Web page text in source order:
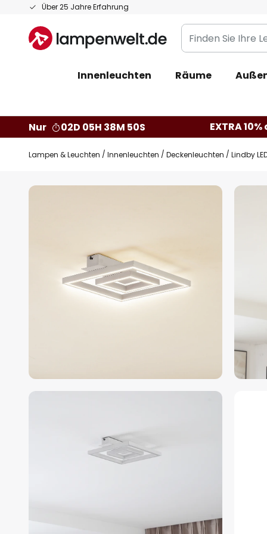
Über 25 Jahre Erfahrung
Zum
springen
Finden
Sie
Leuchte...
Innenleuchten Räume
Nur 02D 05H 38M 49S EXTRA
Lampen & Leuchten Innenleuchten Deckenleuchten Lindby
Zum